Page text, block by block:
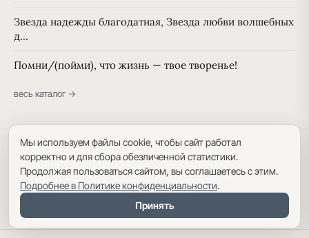
Звезда надежды благодатная, Звезда любви волшебных
д…
Помни/(пойми), что жизнь — твое творенье!
весь каталог →
Политика конфиденциальности Пользовательское соглашение
Карта сайта
Мы используем файлы cookie, чтобы сайт работал
корректно и для сбора обезличенной статистики.
Продолжая пользоваться сайтом, вы соглашаетесь с этим.
Подробнее в Политике конфиденциальности.
Принять